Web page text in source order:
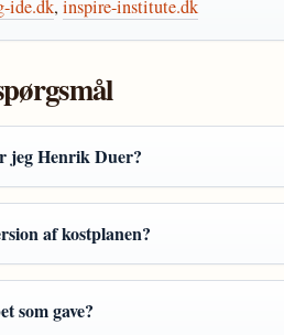
ide.dk, inspire-institute.dk
jeg Henrik Duer?
af kostplanen?
som gave?